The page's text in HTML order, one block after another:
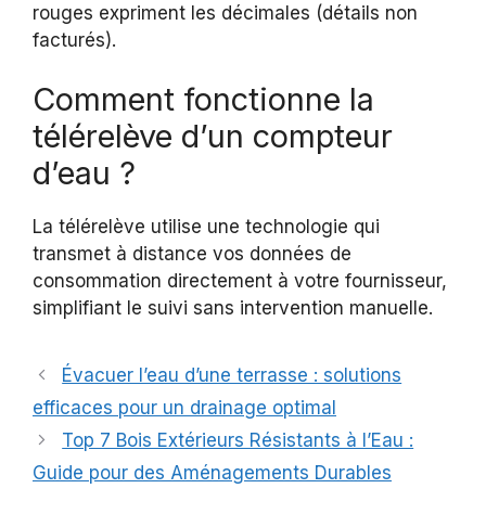
rouges expriment les décimales (détails non
facturés).
Comment fonctionne la
télérelève d’un compteur
d’eau ?
La télérelève utilise une technologie qui
transmet à distance vos données de
consommation directement à votre fournisseur,
simplifiant le suivi sans intervention manuelle.
Évacuer l’eau d’une terrasse : solutions
efficaces pour un drainage optimal
Top 7 Bois Extérieurs Résistants à l’Eau :
Guide pour des Aménagements Durables